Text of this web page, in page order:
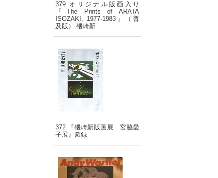
379 オリジナル版画入り
『The Prints of ARATA
ISOZAKI, 1977-1983』（普
及版） 磯崎新
372 『磯崎新版画展 宮脇愛
子展』図録